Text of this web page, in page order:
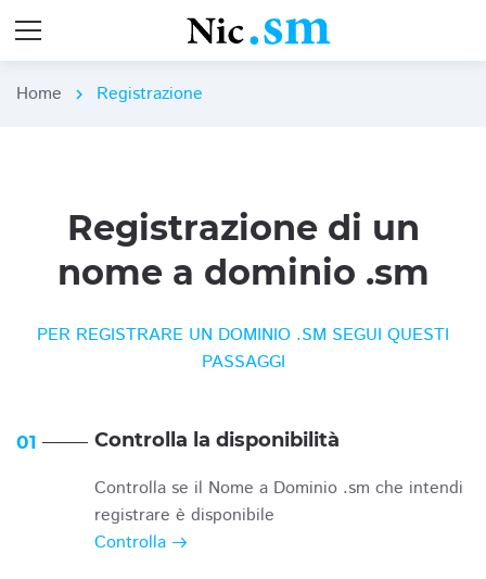
Home chevron_right Registrazione
Registrazione di un
nome a dominio .sm
PER REGISTRARE UN DOMINIO .SM SEGUI QUESTI
PASSAGGI
01 Controlla la disponibilità
Controlla se il Nome a Dominio .sm che intendi
registrare è disponibile
Controlla